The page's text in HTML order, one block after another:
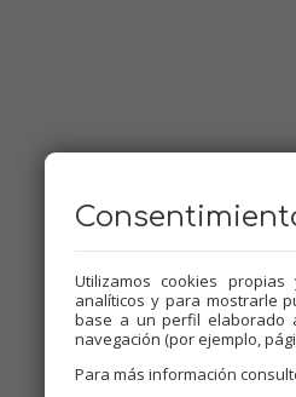
Dificultad:
Tiempo
Etiquetas:
Verduras,
Utilizamos cookies
analíticos y para mostrarle
base a un perfil elaborado
navegación (por ejemplo,
Para más información